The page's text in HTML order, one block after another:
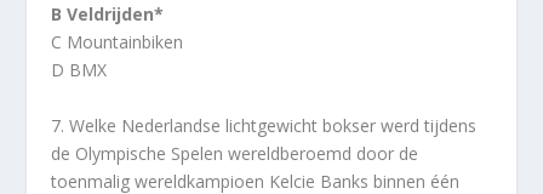
B Veldrijden*
C Mountainbiken
D BMX
7. Welke Nederlandse lichtgewicht bokser werd tijdens
de Olympische Spelen wereldberoemd door de
toenmalig wereldkampioen Kelcie Banks binnen één